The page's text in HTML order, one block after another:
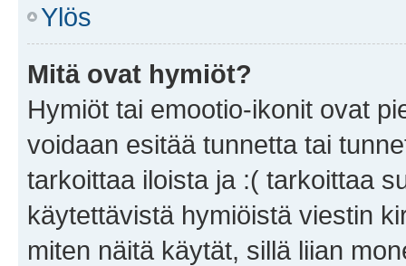
Ylös
Mitä ovat hymiöt?
Hymiöt tai emootio-ikonit ovat
voidaan esitää tunnetta tai
tarkoittaa iloista ja :( tarkoittaa
käytettävistä hymiöistä viestin
miten näitä käytät, sillä liian